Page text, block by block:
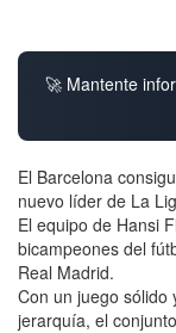
🚀 Mantente
El Barcelona
nuevo líder de La
El equipo de Hansi
bicampeones del
Real Madrid.
Con un juego sólido
jerarquía, el